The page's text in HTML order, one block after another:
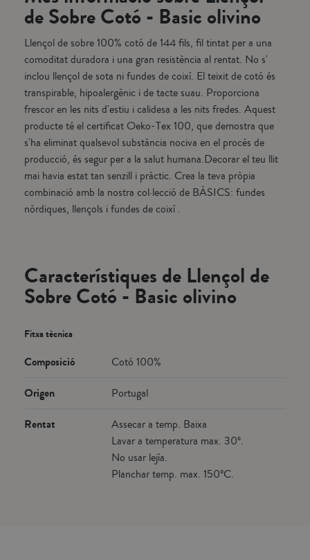
de Sobre Cotó - Basic olivino
Llençol de sobre 100% cotó de 144 fils, fil tintat per a una
comoditat duradora i una gran resistència al rentat. No s'
inclou llençol de sota ni fundes de coixí. El teixit de cotó és
transpirable, hipoalergènic i de tacte suau. Proporciona
frescor en les nits d'estiu i calidesa a les nits fredes. Aquest
producte té el certificat Oeko-Tex 100, que demostra que
s'ha eliminat qualsevol substància nociva en el procés de
producció, és segur per a la salut humana.Decorar el teu llit
mai havia estat tan senzill i pràctic. Crea la teva pròpia
combinació amb la nostra col·lecció de BÀSICS: fundes
nòrdiques, llençols i fundes de coixí .
Característiques de Llençol de
Sobre Cotó - Basic olivino
Fitxa tècnica
Composició Cotó 100%
Origen Portugal
Rentat
Assecar a temp. Baixa
Lavar a temperatura max. 30º.
No usar lejía.
Planchar temp. max. 150ºC.